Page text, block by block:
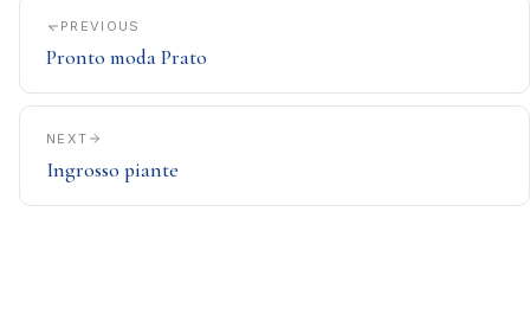
PREVIOUS
Pronto moda Prato
NEXT
Ingrosso piante